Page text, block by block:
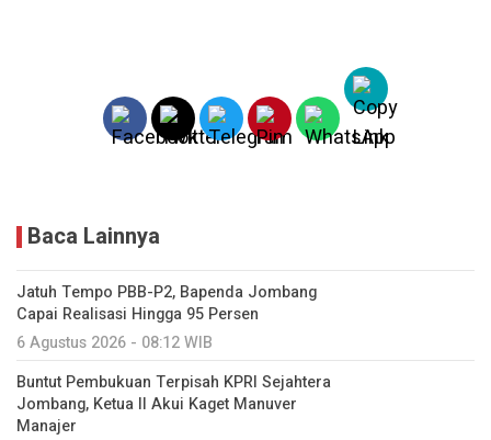
Baca Lainnya
Jatuh Tempo PBB-P2, Bapenda Jombang
Capai Realisasi Hingga 95 Persen
6 Agustus 2026 - 08:12 WIB
Buntut Pembukuan Terpisah KPRI Sejahtera
Jombang, Ketua II Akui Kaget Manuver
Manajer